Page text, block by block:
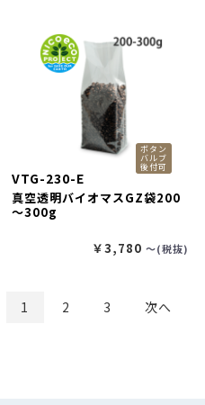
ボタン
バルブ
後付可
VTG-230-E
真空透明バイオマスGZ袋200
～300g
￥3,780 〜(税抜)
1 2 3 次へ